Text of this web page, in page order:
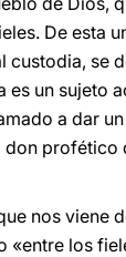
De esta
custodia, se
es un sujeto
a dar
don profético
nos viene
«entre los